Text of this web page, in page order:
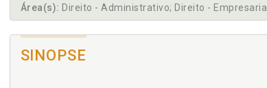
Área(s): Direito - Administrativo; Direito - Empresarial
SINOPSE